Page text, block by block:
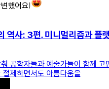
했어요!
역사: 3편. 미니멀리즘과 플
공학자들과 예술가들이 함께
절제하면서도 아름다움을